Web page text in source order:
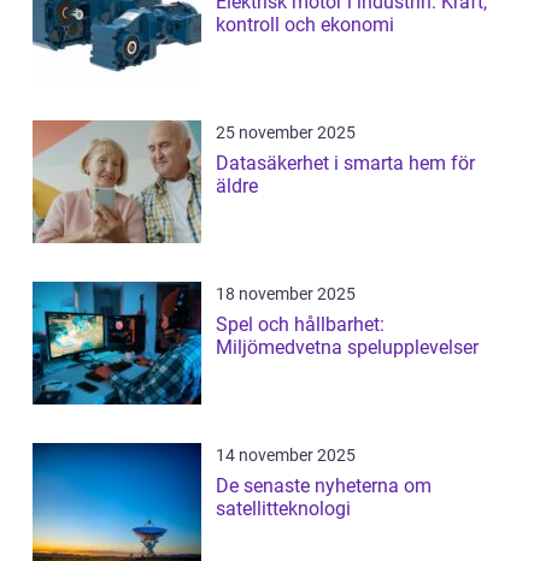
kontroll och ekonomi
25 november 2025
Datasäkerhet i smarta hem för
äldre
18 november 2025
Spel och hållbarhet:
Miljömedvetna spelupplevelser
14 november 2025
De senaste nyheterna om
satellitteknologi